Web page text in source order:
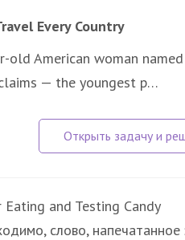
Every Country
old American woman
— the youngest p…
and Testing Candy
слово,